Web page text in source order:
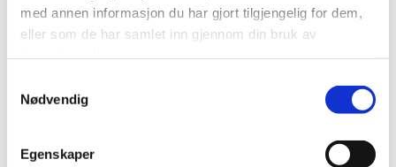
med annen informasjon du har gjort tilgjengelig for dem,
eller som de har samlet inn gjennom din bruk av
Nødvendig
Egenskaper
Formål
Beregne og rapportere brukerantall og trafikk.
Gjøre det lettere for deg å navigere på nettstedet.